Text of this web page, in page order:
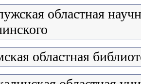
областная
областная